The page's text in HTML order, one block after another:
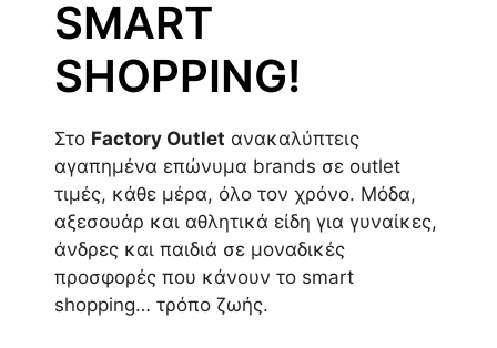
SMART
SHOPPING!
Στο Factory Outlet ανακαλύπτεις
αγαπημένα επώνυμα brands σε outlet
τιμές, κάθε μέρα, όλο τον χρόνο. Μόδα,
αξεσουάρ και αθλητικά είδη για γυναίκες,
άνδρες και παιδιά σε μοναδικές
προσφορές που κάνουν το smart
shopping… τρόπο ζωής.